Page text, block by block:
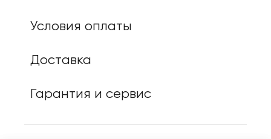
Условия оплаты
Доставка
Гарантия и сервис